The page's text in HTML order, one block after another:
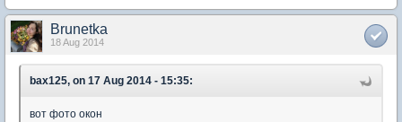
Brunetka
18 Aug 2014
bax125, on 17 Aug 2014 - 15:35:
вот фото окон